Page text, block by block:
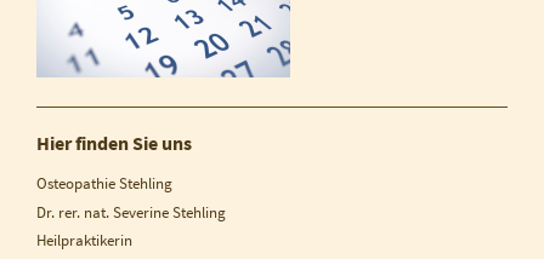
Hier finden Sie uns
Osteopathie Stehling
Dr. rer. nat. Severine Stehling
Heilpraktikerin